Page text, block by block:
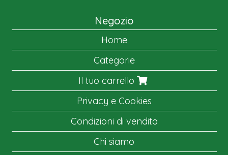
Negozio
Home
Categorie
Il tuo carrello
Privacy e Cookies
Condizioni di vendita
Chi siamo